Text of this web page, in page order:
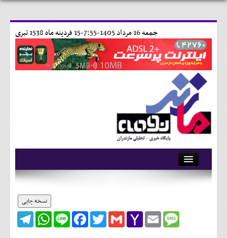
15 فردينه ماه 1538 تبری جمعه 16 مرداد 1405-7:55-
آرشیو
وبلاگ
نسخه چاپی
Telegram
WhatsApp Line
FacebookTwitterGmailYahoo
Mail
EmailMessage